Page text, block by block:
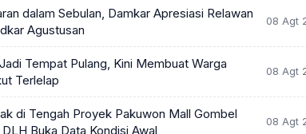
dalam Sebulan, Damkar Apresiasi Relawan
Agustusan
08 Agt
Tempat Pulang, Kini Membuat Warga
Terlelap
08 Agt
di Tengah Proyek Pakuwon Mall Gombel
Buka Data Kondisi Awal
08 Agt